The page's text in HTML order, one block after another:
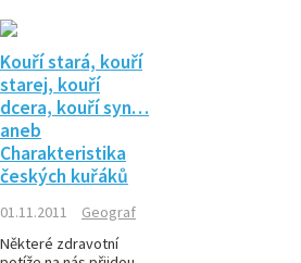
Kouří stará, kouří
starej, kouří
dcera, kouří syn…
aneb
Charakteristika
českých kuřáků
01.11.2011
Geograf
Některé zdravotní